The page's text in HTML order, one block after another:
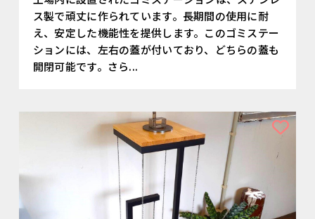
ス製で頑丈に作られています。長期間の使用に耐
え、安定した機能性を提供します。このゴミステー
ションには、左右の蓋が付いており、どちらの蓋も
開閉可能です。さら...